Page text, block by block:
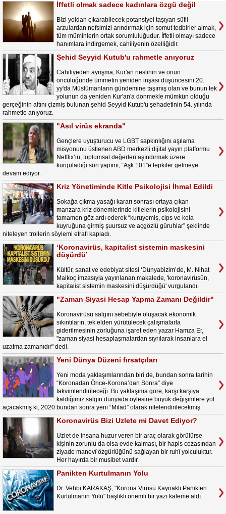
İffetli olmak sadece kadınlara özgü değil
Bizi yoldan çıkarabilecek potansiyel taşıyan süfli
arzulardan nefsimizi arındırmak için somut tedbirler almak,
tüm müminlerin ortak sorumluluğudur. İffetli olmayı sadece
hanımlara indirgemek, cahiliyenin özelliğidir.
Şehid Seyyid Kutub'u rahmetle anıyoruz
Cahiliyeden ayrışma, Kur'an neslinin ve onun
öncülüğünde ümmetin yeniden inşası düşüncesini 20.
yy'da Müslümanların gündemine taşımış olan ve bunun tek
yolunun da yeniden Kur'an'a dönmekle mümkün olduğu
gerçeğinin altını çizmiş bulunan şehid Seyyid Kutub'u şehadetinin 54. yılında
rahmetle anıyoruz.
"Asıl virüs ekranda"
Gençlere uyuşturucu ve LGBT sapkınlığını aşılama
misyonunu üstlenen ABD merkezli dijital yayın platformu
Netflix’in, toplumsal değerleri aşındırmak üzere
kurguladığı son yapımı, “Aşk 101”e tepkiler gelmeye
devam ediyor.
Kriz Yönetiminde Kitle Psikolojisi İhmal Edildi
Sokağa çıkma yasağı kararı sonrası ortaya çıkan
manzara kriz dönemlerinde kitlelerin psikolojisini
tamamen göz ardı ederek “kuruyemiş, cips ve kola
kuyruğuna girmiş şuursuz ve açgözlü güruhlar” şeklinde
niteleyen trollerin söylemi etrafı kapladı.
‘Koronavirüs, kapitalist sistemin maskesini
düşürdü’
Kültür, sanat ve edebiyat sitesi ‘Dünyabizim’de, M. Nihat
Malkoç imzasıyla yayınlanan makalede, 'koronavirüsün,
kapitalist sistemin maskesini düşürdüğü' vurgulandı.
"Zaman Siyasi Hesap Yapma Zamanı Değildir"
Koronavirüsü salgını sebebiyle oluşacak ekonomik
sıkıntıların, tek elden yürütülecek çalışmalarla
giderilmesinin zorluğuna işaret eden yazar Hamza Er,
"zaman siyasi hesaplaşmalardan sıyrılarak insanlara el
uzatma zamanıdır" dedi.
Yeni Dünya Düzeni fırsatçıları
Yeni moda yaklaşımlarından biri de, bundan sonra tarihin
“Koronadan Önce-Korona’dan Sonra” diye
takvimlendirileceği. Bu yaklaşıma göre, karşı karşıya
kaldığımız salgın dünyada öylesine büyük değişimlere yol
açacakmış ki, 2020 bundan sonra yeni “Milad” olarak nitelendirilecekmiş.
Koronavirüs Bizi Uzlete mi Davet Ediyor?
Uzlet de insana huzur veren bir araç olarak görülürse
kişinin zorunlu da olsa evde kalması, bir hapis cezasından
ziyade manevî özgürlüğünü sağlayan bir ruhî yolculuktur.
Her hayırda bir musibet vardır.
Panikten Kurtulmanın Yolu
Dr. Vehbi KARAKAŞ, "Korona Virüsü Kaynaklı Panikten
Kurtulmanın Yolu" başlıklı önemli bir yazı kaleme aldı.